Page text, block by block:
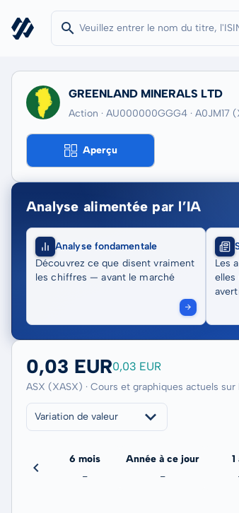
GREENLAND MINERALS LTD
Action · AU000000GGG4 · A0JM17
Aperçu
Analyse alimentée par l’IA
Analyse fondamentale
Découvrez ce que disent vraiment
les chiffres — avant le marché
Les
elles
0,03 EUR0,03 EUR
ASX (XASX) · Cours et graphiques actuels sur
Variation de valeur
6 mois
-
Année à ce jour
-
1